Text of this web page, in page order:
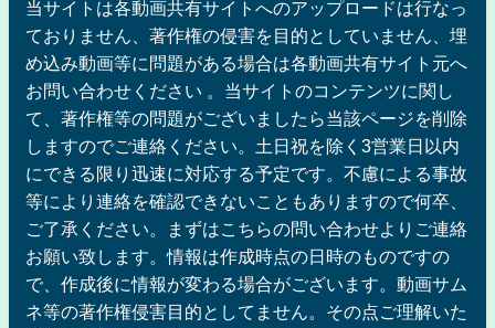
当サイトは各動画共有サイトへのアップロードは行なっ
ておりません、著作権の侵害を目的としていません、埋
め込み動画等に問題がある場合は各動画共有サイト元へ
お問い合わせください 。当サイトのコンテンツに関し
て、著作権等の問題がございましたら当該ページを削除
しますのでご連絡ください。土日祝を除く3営業日以内
にできる限り迅速に対応する予定です。不慮による事故
等により連絡を確認できないこともありますので何卒、
ご了承ください。まずはこちらの問い合わせよりご連絡
お願い致します。情報は作成時点の日時のものですの
で、作成後に情報が変わる場合がございます。動画サム
ネ等の著作権侵害目的としてません。その点ご理解いた